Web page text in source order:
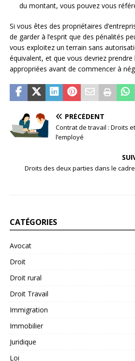
du montant, vous pouvez vous
Si vous êtes des propriétaires
de garder à l’esprit que des pénalités
vous exploitez un terrain sans
équivalent, et que vous devriez prendre
appropriées avant de commencer à
PRÉCÉDENT
Contrat de travail : Droits
l’employé
Droits des deux parties dans le cadre
CATÉGORIES
Avocat
Droit
Droit rural
Droit Travail
Immigration
Immobilier
Juridique
Loi